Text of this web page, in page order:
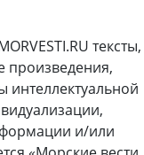
тексты,
произведения,
интеллектуальной
и/или